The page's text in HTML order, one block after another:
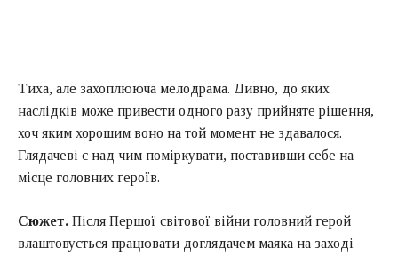
Тиха, але захоплююча мелодрама. Дивно, до яких
наслідків може привести одного разу прийняте рішення,
хоч яким хорошим воно на той момент не здавалося.
Глядачеві є над чим поміркувати, поставивши себе на
місце головних героїв.
Сюжет. Після Першої світової війни головний герой
влаштовується працювати доглядачем маяка на заході